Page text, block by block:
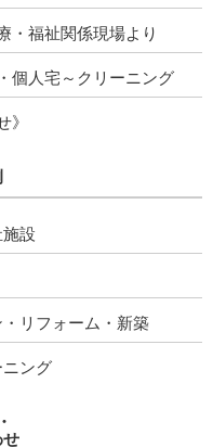
・福祉関係現場より
個人宅～クリーニング
》
設
リフォーム・新築
ング
せ